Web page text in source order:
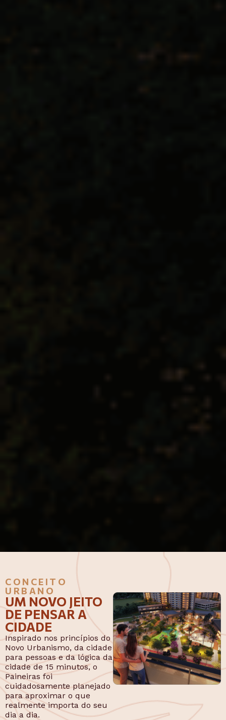
CONCEITO
URBANO
UM NOVO JEITO
DE PENSAR A
CIDADE
Inspirado nos princípios do
Novo Urbanismo, da cidade
para pessoas e da lógica da
cidade de 15 minutos, o
Paineiras foi
cuidadosamente planejado
para aproximar o que
realmente importa do seu
dia a dia.